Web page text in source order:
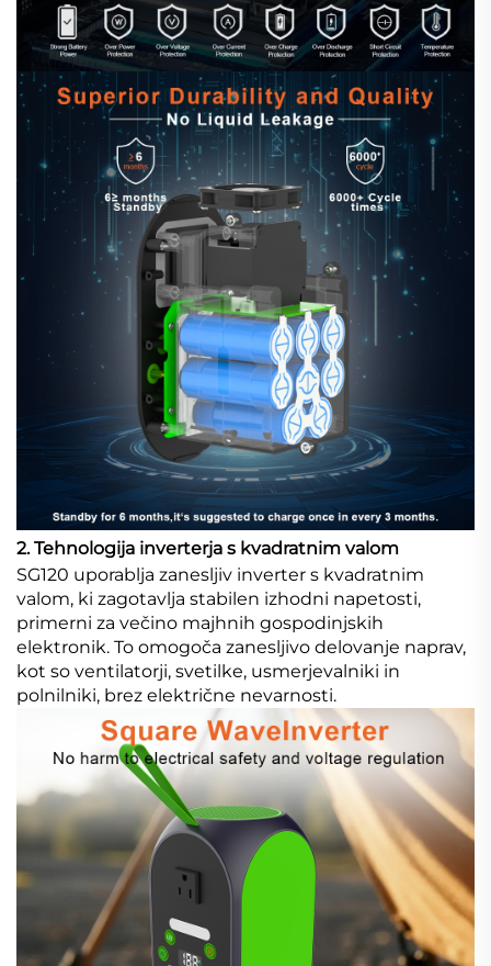
2. Tehnologija inverterja s kvadratnim valom
SG120 uporablja zanesljiv inverter s kvadratnim
valom, ki zagotavlja stabilen izhodni napetosti,
primerni za večino majhnih gospodinjskih
elektronik. To omogoča zanesljivo delovanje naprav,
kot so ventilatorji, svetilke, usmerjevalniki in
polnilniki, brez električne nevarnosti.